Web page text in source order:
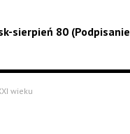
sierpień 80 (Podpisanie
wieku